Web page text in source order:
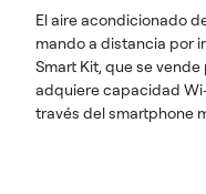
El aire acondicionado
mando a distancia por
Smart Kit, que se
adquiere capacidad
través del smartphone